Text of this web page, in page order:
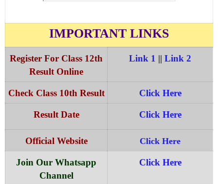
IMPORTANT LINKS
Register For Class 12th
Result Online
Link 1 || Link 2
Check Class 10th Result Click Here
Result Date Click Here
Official Website Click Here
Join Our Whatsapp
Channel
Click Here